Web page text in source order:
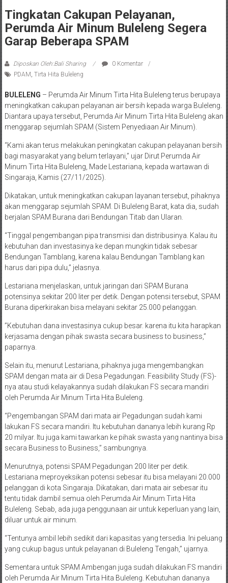
Tingkatan Cakupan Pelayanan,
Perumda Air Minum Buleleng Segera
Garap Beberapa SPAM
Diposkan Oleh:Bali Sharing
0 Komentar
PDAM Tirta Hita Buleleng
BULELENG – Perumda Air Minum Tirta Hita Buleleng terus berupaya
meningkatkan cakupan pelayanan air bersih kepada warga Buleleng.
Diantara upaya tersebut, Perumda Air Minum Tirta Hita Buleleng akan
menggarap sejumlah SPAM (Sistem Penyediaan Air Minum).
“Kami akan terus melakukan peningkatan cakupan pelayanan bersih
bagi masyarakat yang belum terlayani,” ujar Dirut Perumda Air
Minum Tirta Hita Buleleng, Made Lestariana, kepada wartawan di
Singaraja, Kamis (27/11/2025).
Dikatakan, untuk meningkatkan cakupan layanan tersebut, pihaknya
akan menggarap sejumlah SPAM. Di Buleleng Barat, kata dia, sudah
berjalan SPAM Burana dari Bendungan Titab dan Ularan.
“Tinggal pengembangan pipa transmisi dan distribusinya. Kalau itu
kebutuhan dan investasinya ke depan mungkin tidak sebesar
Bendungan Tamblang, karena kalau Bendungan Tamblang kan
harus dari pipa dulu,” jelasnya.
Lestariana menjelaskan, untuk jaringan dari SPAM Burana
potensinya sekitar 200 liter per detik. Dengan potensi tersebut, SPAM
Burana diperkirakan bisa melayani sekitar 25.000 pelanggan.
”Kebutuhan dana investasinya cukup besar. karena itu kita harapkan
kerjasama dengan pihak swasta secara business to business,”
paparnya.
Selain itu, menurut Lestariana, pihaknya juga mengembangkan
SPAM dengan mata air di Desa Pegadungan. Feasibility Study (FS)-
nya atau studi kelayakannya sudah dilakukan FS secara mandiri
oleh Perumda Air Minum Tirta Hita Buleleng.
“Pengembangan SPAM dari mata air Pegadungan sudah kami
lakukan FS secara mandiri. Itu kebutuhan dananya lebih kurang Rp
20 milyar. Itu juga kami tawarkan ke pihak swasta yang nantinya bisa
secara Business to Business,” sambungnya.
Menurutnya, potensi SPAM Pegadungan 200 liter per detik.
Lestariana meproyeksikan potensi sebesar itu bisa melayani 20.000
pelanggan di kota Singaraja. Dikatakan, dari mata air sebesar itu
tentu tidak dambil semua oleh Perumda Air Minum Tirta Hita
Buleleng. Sebab, ada juga penggunaan air untuk keperluan yang lain,
diluar untuk air minum.
“Tentunya ambil lebih sedikit dari kapasitas yang tersedia. Ini peluang
yang cukup bagus untuk pelayanan di Buleleng Tengah,” ujarnya.
Sementara untuk SPAM Ambengan juga sudah dilakukan FS mandiri
oleh Perumda Air Minum Tirta Hita Buleleng. Kebutuhan dananya